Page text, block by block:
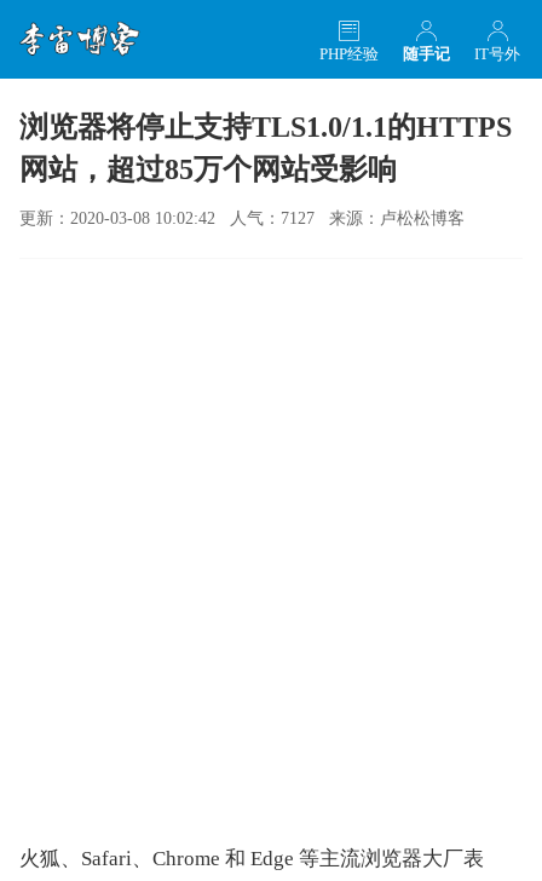
IT号外
随手记
PHP经验
浏览器将停止支持TLS1.0/1.1的HTTPS
网站，超过85万个网站受影响
更新：2020-03-08 10:02:42 人气：7127 来源：卢松松博客
火狐、Safari、Chrome 和 Edge 等主流浏览器大厂表